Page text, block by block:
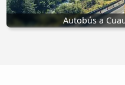
Autobús a